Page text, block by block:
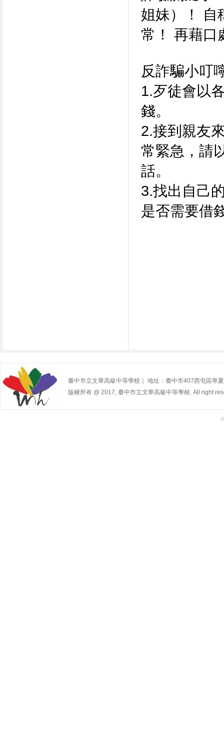
姐妹）！ 自
常！ 再藉口
反詐騙小叮
1.歹徒會以
錢。
2.接到親友
常緊急，請
話。
3.找出自己
是否需要借
臺中市立文華高級中等學校｜ 地址：臺中市407西屯區
版權所有 @ 2017, 臺中市立文華高級中等學校. All right